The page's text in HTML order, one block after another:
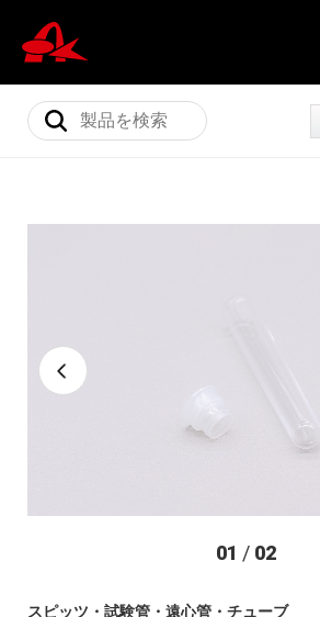
会社概要
01 / 02
スピッツ・試験管・遠心管・チューブ